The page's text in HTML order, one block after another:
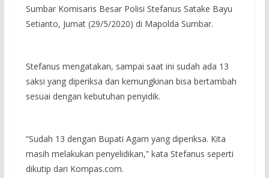
Sumbar Komisaris Besar Polisi Stefanus Satake Bayu
Setianto, Jumat (29/5/2020) di Mapolda Sumbar.
Stefanus mengatakan, sampai saat ini sudah ada 13
saksi yang diperiksa dan kemungkinan bisa bertambah
sesuai dengan kebutuhan penyidik.
“Sudah 13 dengan Bupati Agam yang diperiksa. Kita
masih melakukan penyelidikan,” kata Stefanus seperti
dikutip dari Kompas.com.